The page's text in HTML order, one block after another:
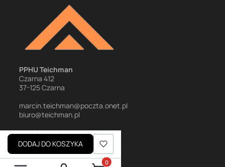
PPHU Teichman
Czarna 412
37-125 Czarna
marcin.teichman@poczta.onet.pl
biuro@teichman.pl
+48 694 166 670
+48 698 781 710
DODAJ DO KOSZYKA